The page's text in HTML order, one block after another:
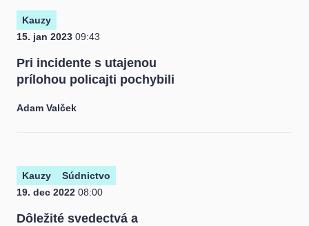
Kauzy
15. jan 2023 09:43
Pri incidente s utajenou
prílohou policajti pochybili
Adam Valček
Kauzy
Súdnictvo
19. dec 2022 08:00
Dôležité svedectvá a